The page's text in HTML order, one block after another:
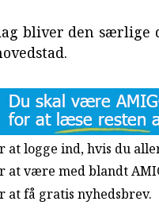
bliver den særlige
at logge ind, hvis du
at være med blandt
at få gratis nyhedsbrev.